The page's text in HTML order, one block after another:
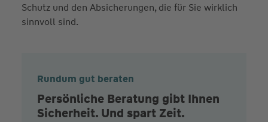
Schutz und den Absicherungen, die für Sie wirklich
sinnvoll sind.
Rundum gut beraten
Persönliche Beratung gibt Ihnen
Sicherheit. Und spart Zeit.